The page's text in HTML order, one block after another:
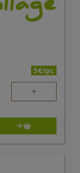
5€/pc
+